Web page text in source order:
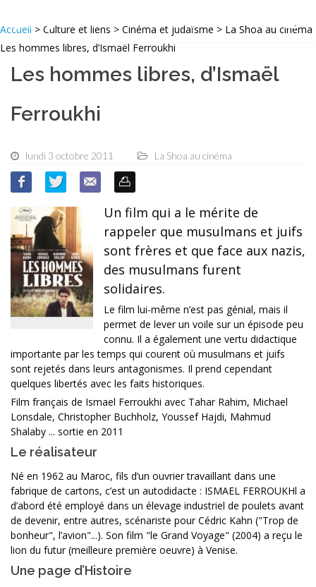
Accueil > Culture et liens > Cinéma et judaïsme > La Shoa au cinéma
Les hommes libres, d’Ismaël Ferroukhi
Les hommes libres, d’Ismaël
Ferroukhi
lundi 3 octobre 2011 La Shoa au cinéma
Un film qui a le mérite de
rappeler que musulmans et juifs
sont frères et que face aux nazis,
des musulmans furent
solidaires.
Le film lui-même n’est pas génial, mais il
permet de lever un voile sur un épisode peu
connu. Il a également une vertu didactique
importante par les temps qui courent où musulmans et juifs
sont rejetés dans leurs antagonismes. Il prend cependant
quelques libertés avec les faits historiques.
Film français de Ismael Ferroukhi avec Tahar Rahim, Michael
Lonsdale, Christopher Buchholz, Youssef Hajdi, Mahmud
Shalaby ... sortie en 2011
Le réalisateur
Né en 1962 au Maroc, fils d’un ouvrier travaillant dans une
fabrique de cartons, c’est un autodidacte : ISMAEL FERROUKHl a
d’abord été employé dans un élevage industriel de poulets avant
de devenir, entre autres, scénariste pour Cédric Kahn ("Trop de
bonheur", l’avion"...). Son film "le Grand Voyage" (2004) a reçu le
lion du futur (meilleure première oeuvre) à Venise.
Une page d’Histoire